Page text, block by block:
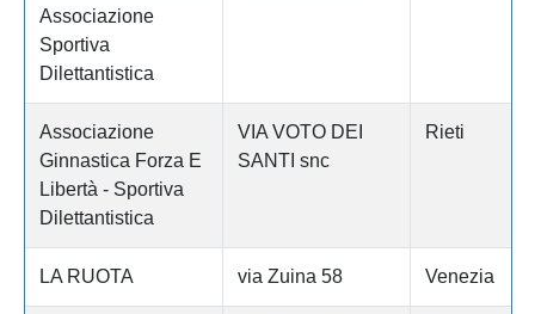
Associazione
Sportiva
Dilettantistica
Associazione
Ginnastica Forza E
Libertà - Sportiva
Dilettantistica
VIA VOTO DEI
SANTI snc
Rieti
LA RUOTA via Zuina 58 Venezia